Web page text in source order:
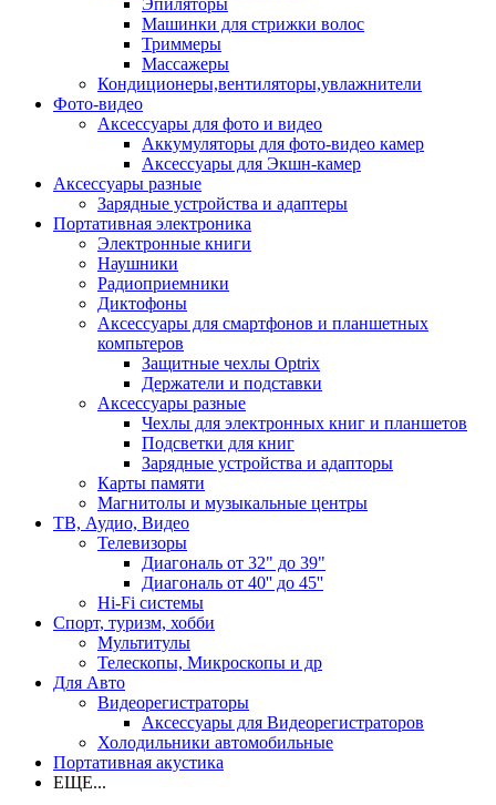
Эпиляторы
Машинки для стрижки волос
Триммеры
Массажеры
Кондиционеры,вентиляторы,увлажнители
Фото-видео
Аксессуары для фото и видео
Аккумуляторы для фото-видео камер
Аксессуары для Экшн-камер
Аксессуары разные
Зарядные устройства и адаптеры
Портативная электроника
Электронные книги
Наушники
Радиоприемники
Диктофоны
Аксессуары для смартфонов и планшетных
компьтеров
Защитные чехлы Optrix
Держатели и подставки
Аксессуары разные
Чехлы для электронных книг и планшетов
Подсветки для книг
Зарядные устройства и адапторы
Карты памяти
Магнитолы и музыкальные центры
ТВ, Аудио, Видео
Телевизоры
Диагональ от 32" до 39"
Диагональ от 40'' до 45''
Hi-Fi системы
Спорт, туризм, хобби
Мультитулы
Телескопы, Микроскопы и др
Для Авто
Видеорегистраторы
Аксессуары для Видеорегистраторов
Холодильники автомобильные
Портативная акустика
ЕЩЕ...